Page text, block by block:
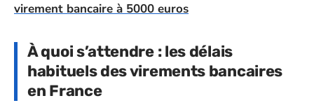
virement bancaire à 5000 euros
À quoi s’attendre : les délais
habituels des virements bancaires
en France